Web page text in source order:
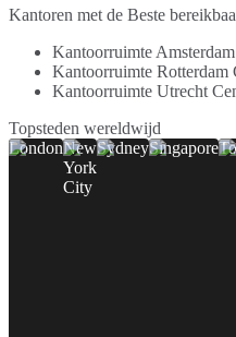
Kantoren met de Beste
Kantoorruimte
Kantoorruimte Rotterdam
Kantoorruimte Utrecht
Topsteden wereldwijd
LondonNew
York
City
SydneySingapore